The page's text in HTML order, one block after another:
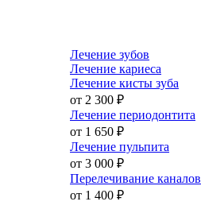
Лечение зубов
Лечение кариеса
Лечение кисты зуба
от 2 300 ₽
Лечение периодонтита
от 1 650 ₽
Лечение пульпита
от 3 000 ₽
Перелечивание каналов
от 1 400 ₽